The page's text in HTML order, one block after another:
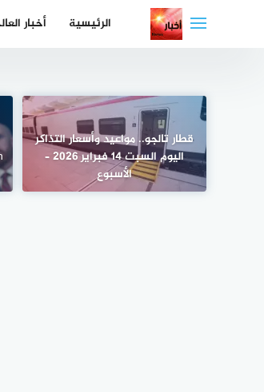
الرئيسية أخبار
قطار تالجو.. مواعيد وأسعار التذاكر
اليوم السبت 14 فبراير 2026 –
الأسبوع